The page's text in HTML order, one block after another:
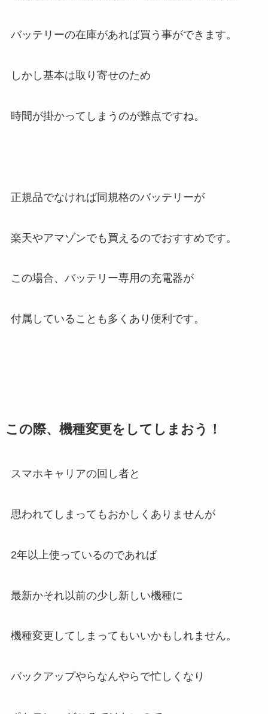
バッテリーの在庫があれば買う事ができます。
しかし基本は取り寄せのため
時間が掛かってしまうのが難点ですね。
正規品でなければ同規格のバッテリーが
楽天やアマゾンでも買えるのでおすすめです。
この場合、バッテリー専用の充電器が
付属していることも多くあり便利です。
この際、機種変更をしてしまおう！
スマホキャリアの回し者と
思われてしまってもおかしくありませんが
2年以上使っているのであれば
最新かそれ以前の少し新しい機種に
機種変更してしまってもいいかもしれません。
バックアップやらなんやらで忙しくなり